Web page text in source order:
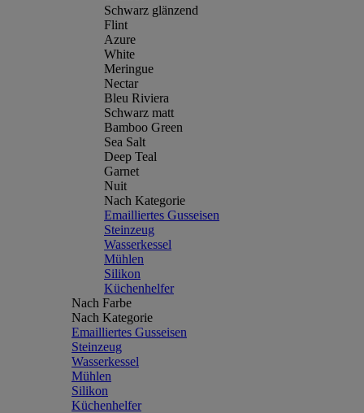
Schwarz glänzend
Flint
Azure
White
Meringue
Nectar
Bleu Riviera
Schwarz matt
Bamboo Green
Sea Salt
Deep Teal
Garnet
Nuit
Nach Kategorie
Emailliertes Gusseisen
Steinzeug
Wasserkessel
Mühlen
Silikon
Küchenhelfer
Nach Farbe
Nach Kategorie
Emailliertes Gusseisen
Steinzeug
Wasserkessel
Mühlen
Silikon
Küchenhelfer